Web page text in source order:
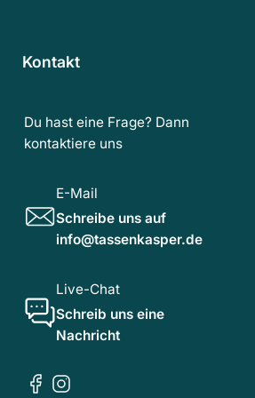
Kontakt
Du hast eine Frage? Dann
kontaktiere uns
E-Mail
Schreibe uns auf
info@tassenkasper.de
Live-Chat
Schreib uns eine
Nachricht